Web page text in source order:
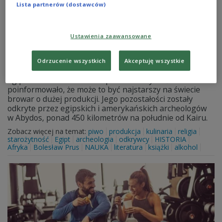
Mógł wytwarzać tysiące litrów piwa
poinformowało, że może to być najstarszy na świecie
browar o dużej produkcji. Jego pozostałości zostały
odkryte przez egipskich i amerykańskich archeologów
w Abydos, ponad 450 kilometrów na południe od Kairu.
Zobacz więcej na temat: piwo produkcja kulinaria
religia
starożytność
Egipt archeologia odkrywcy
HISTORIA
Afryka
Bolesław Prus NAUKA literatura książki alkohol
Lista partnerów (dostawców)
Ustawienia zaawansowane
Odrzucenie wszystkich Akceptuję wszystkie